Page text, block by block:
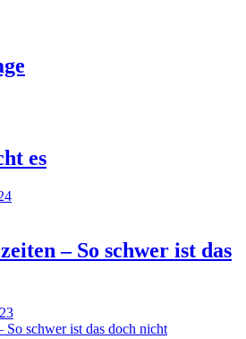
es
– So schwer ist das